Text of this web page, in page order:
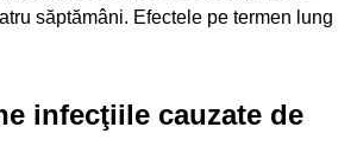
săptămâni. Efectele pe termen lung
infecţiile cauzate de